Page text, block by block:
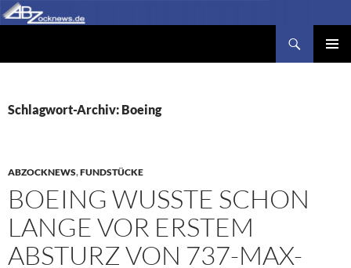
Zum
Inhalt
Schlagwort-Archiv: Boeing
ABZOCKNEWS,FUNDSTÜCKE
BOEING WUSSTE SCHON
LANGE VOR ERSTEM
ABSTURZ VON 737-MAX-